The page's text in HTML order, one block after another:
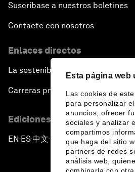
Esta página web
Las cookies de
para personalizar
anuncios, ofrecer
sociales y analizar
compartimos
que haga del sitio
partners de redes
análisis web,
Suscríbase a nuestros boletines
Contacte con nosotros
Enlaces directos
La sostenibilidad en el Foro
Carreras profesionales
Ediciones en otros idiomas
EN ▪ES▪中文▪ 日本語